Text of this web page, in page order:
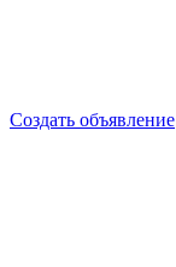
Создать объявление